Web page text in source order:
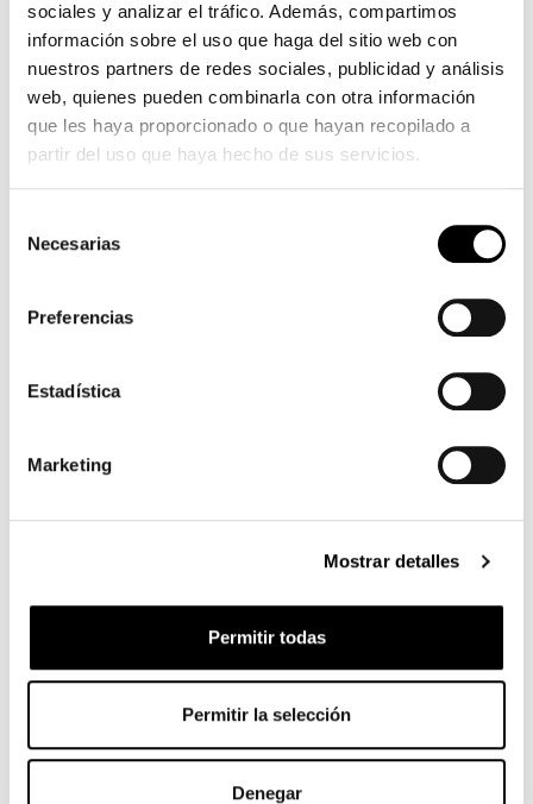
sociales y analizar el tráfico. Además, compartimos
información sobre el uso que haga del sitio web con
nuestros partners de redes sociales, publicidad y análisis
web, quienes pueden combinarla con otra información
que les haya proporcionado o que hayan recopilado a
partir del uso que haya hecho de sus servicios.
Necesarias
Preferencias
Estadística
Marketing
Mostrar detalles
Permitir todas
Permitir la selección
Denegar
forme
rousse